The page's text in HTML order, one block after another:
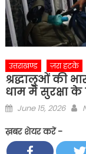
उत्तराखण्ड ज़रा हटके
श्रद्धालुओं की
धाम में सुरक्षा
Posted
June 15, 2026
ख़बर शेयर करें -